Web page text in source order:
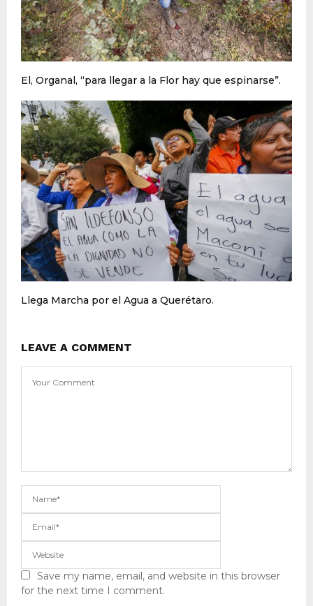
El, Organal, “para llegar a la Flor hay que espinarse”.
Llega Marcha por el Agua a Querétaro.
LEAVE A COMMENT
Save my name, email, and website in this browser
for the next time I comment.